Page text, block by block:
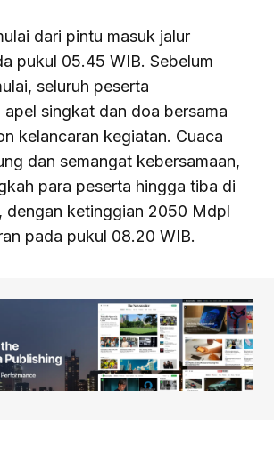
dari pintu masuk jalur
pukul 05.45 WIB. Sebelum
seluruh peserta
apel singkat dan doa bersama
kelancaran kegiatan. Cuaca
dan semangat kebersamaan,
para peserta hingga tiba di
dengan ketinggian 2050 Mdpl
pada pukul 08.20 WIB.